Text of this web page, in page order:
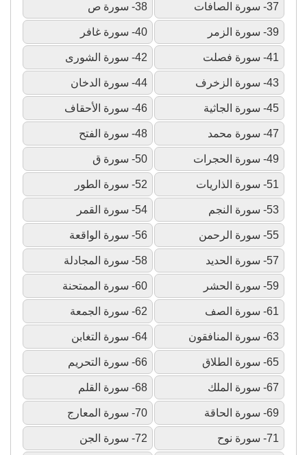
37- سورة الصافات 38- سورة ص
39- سورة الزمر 40- سورة غافر
41- سورة فصلت 42- سورة الشورى
43- سورة الزخرف 44- سورة الدخان
45- سورة الجاثية 46- سورة الأحقاف
47- سورة محمد 48- سورة الفتح
49- سورة الحجرات 50- سورة ق
51- سورة الذاريات 52- سورة الطور
53- سورة النجم 54- سورة القمر
55- سورة الرحمن 56- سورة الواقعة
57- سورة الحديد 58- سورة المجادلة
59- سورة الحشر 60- سورة الممتحنة
61- سورة الصف 62- سورة الجمعة
63- سورة المنافقون 64- سورة التغابن
65- سورة الطلاق 66- سورة التحريم
67- سورة الملك 68- سورة القلم
69- سورة الحاقة 70- سورة المعارج
71- سورة نوح 72- سورة الجن